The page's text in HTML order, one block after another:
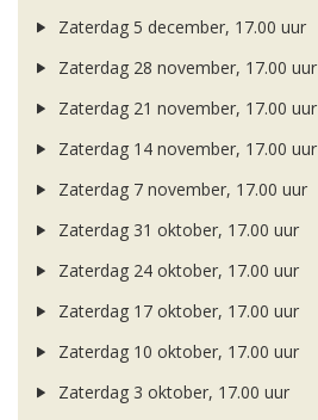
Zaterdag 5 december, 17.00 uur
Zaterdag 28 november, 17.00 uur
Zaterdag 21 november, 17.00 uur
Zaterdag 14 november, 17.00 uur
Zaterdag 7 november, 17.00 uur
Zaterdag 31 oktober, 17.00 uur
Zaterdag 24 oktober, 17.00 uur
Zaterdag 17 oktober, 17.00 uur
Zaterdag 10 oktober, 17.00 uur
Zaterdag 3 oktober, 17.00 uur